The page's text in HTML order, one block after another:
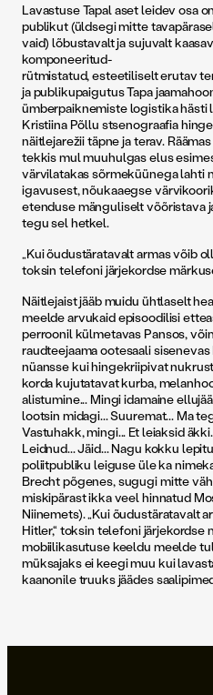
Lavastuse Tapal aset leidev osa
publikut (üldsegi mitte
vaid) lõbustavalt ja sujuvalt
komponeeritud-
rütmistatud, esteetiliselt erutav
ja publikupaigutus Tapa
ümberpaiknemiste logistika hästi
Kristiina Põllu stsenograafia
näitlejarežii täpne ja terav.
tekkis mul muuhulgas elus
värvilatakas sõrmeküünega lahti
igavusest, nõukaaegse
etenduse mänguliselt võõristava
tegu sel hetkel.
„Kui õudustäratavalt armas võib
toksin telefoni järjekordse
Näitlejaist jääb muidu ühtlaselt
meelde arvukaid episoodilisi
perroonil külmetavas Pansos,
raudteejaama ootesaali
nüansse kui hingekriipivat
korda kujutatavat kurba,
alistumine... Mingi idamaine
lootsin midagi... Suuremat... Ma
Vastuhakk, mingi... Et leiaksid
Leidnud... Jäid... Nagu kokku
poliitpubliku leiguse üle ka
Brecht põgenes, sugugi mitte
miskipärast ikka veel hinnatud
Niinemets). „Kui õudustäratavalt
Hitler,“ toksin telefoni järjekordse
mobiilikasutuse keeldu meelde
müksajaks ei keegi muu kui
kaanonile truuks jäädes